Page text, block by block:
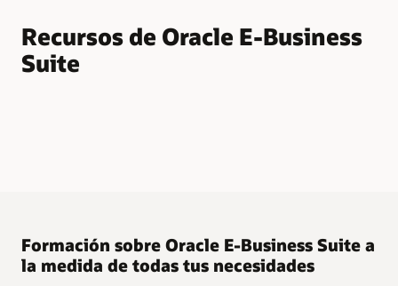
Recursos de Oracle E-Business
Suite
Formación sobre Oracle E-Business Suite a
la medida de todas tus necesidades